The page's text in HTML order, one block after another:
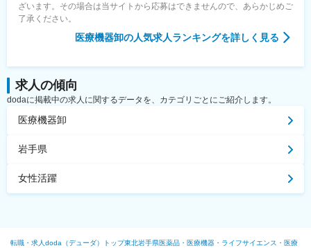
ざいます。その場合は当サイトから応募はできませんので、あらかじめご
了承ください。
医療機器卸の人気求人ランキングを詳しく見る
求人の傾向
dodaに掲載中の求人に関するデータを、カテゴリごとにご紹介します。
医療機器卸
岩手県
女性活躍
転職・求人doda（デューダ）トップ東北岩手県医薬品・医療機器・ライフサイエンス・医療